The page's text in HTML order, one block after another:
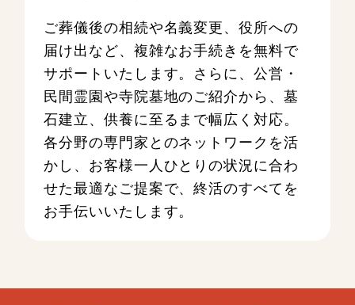
ご葬儀後の相続や名義変更、役所への
届け出など、複雑なお手続きを無料で
サポートいたします。さらに、公営・
民間霊園や寺院墓地のご紹介から、墓
石建立、供養に至るまで幅広く対応。
各分野の専門家とのネットワークを活
かし、お客様一人ひとりの状況に合わ
せた最適なご提案で、終活のすべてを
お手伝いいたします。